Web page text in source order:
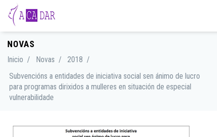
NOVAS
Inicio / Novas / 2018 /
Subvencións a entidades de iniciativa social sen ánimo de lucro
para programas dirixidos a mulleres en situación de especial
vulnerabilidade